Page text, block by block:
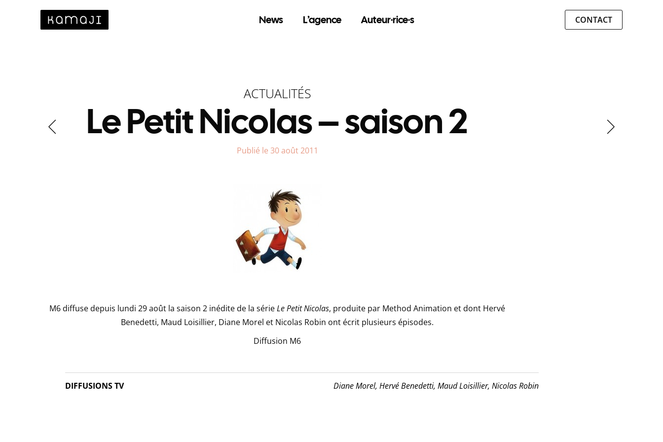
News L’agence Auteur·rice·s CONTACT
ACTUALITÉS
Le Petit Nicolas – saison 2
Publié le 30 août 2011
M6 diffuse depuis lundi 29 août la saison 2 inédite de la sérieLe Petit Nicolas, produite par Method Animation et dont Hervé
Benedetti, Maud Loisillier, Diane Morel et Nicolas Robin ont écrit plusieurs épisodes.
Diffusion M6
DIFFUSIONS TV Diane Morel, Hervé Benedetti, Maud Loisillier, Nicolas Robin